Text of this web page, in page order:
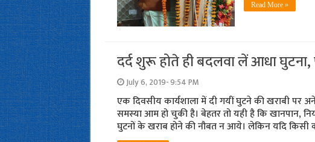
Read More »
दर्द शुरू होते ही बदलवा लें आधा
July 6, 2019- 9:54 PM
एक दिवसीय कार्यशाला में दी गयीं घुटने की खराबी
समस्‍या आम हो चुकी है। बेहतर तो यही है कि खानपान,
घुटनों के खराब होने की नौबत न आये। लेकिन यदि